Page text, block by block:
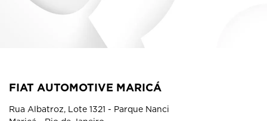
FIAT AUTOMOTIVE MARICÁ
Rua Albatroz, Lote 1321 - Parque Nanci